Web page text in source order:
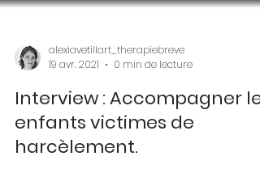
alexiavetillart_therapiebreve
19 avr. 2021
0 min de lecture
Interview : Accompagner les